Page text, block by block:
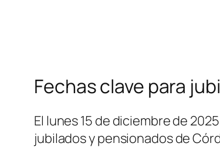
Fechas clave para
El lunes 15 de diciembre de
jubilados y pensionados de